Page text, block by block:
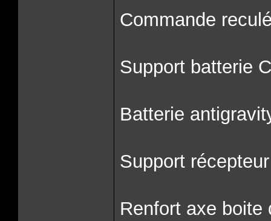
Commande
Support batterie
Batterie
Support
Renfort axe boite